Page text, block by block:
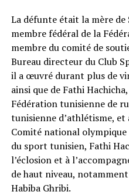
La défunte était la mère de
membre fédéral de la
membre du comité de
Bureau directeur du Club
il a œuvré durant plus de
ainsi que de Fathi
Fédération tunisienne de
tunisienne d’athlétisme,
Comité national
du sport tunisien, Fathi
l’éclosion et à
de haut niveau,
Habiba Ghribi.